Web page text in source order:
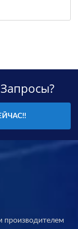
производителем